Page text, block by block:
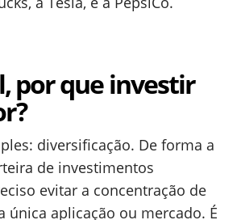
por que investir
diversificação. De forma a
de investimentos
evitar a concentração de
única aplicação ou mercado. É